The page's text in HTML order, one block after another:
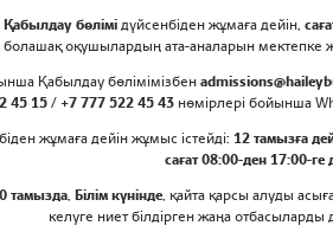
және Сидней. Осылайша
студенттер жаһандық
жинайды.
жұмыс істеген уақытында
құлшынысын паш етіп,
үміткер болуда
Қабылдау бөлімі дүйсенбіден жұмаға дейін,
оқушылардың ата-аналарын мектепке
Қабылдау бөлімімізбен
45 15 / +7 777 522 45 43нөмірлері бойынша
жұмаға дейін жұмыс істейді: 12 тамызға
сағат 08:00-ден 17:00-ге
тамызда, Білім күнінде, қайта қарсы алуды
келуге ниет білдірген жаңа